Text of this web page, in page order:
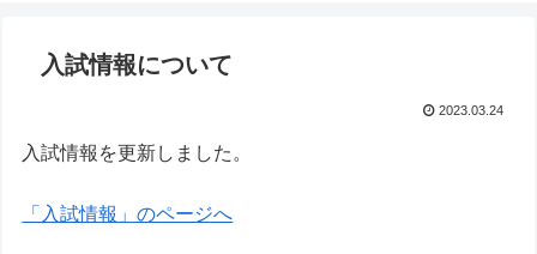
入試情報について
2023.03.24
入試情報を更新しました。
「入試情報」のページへ